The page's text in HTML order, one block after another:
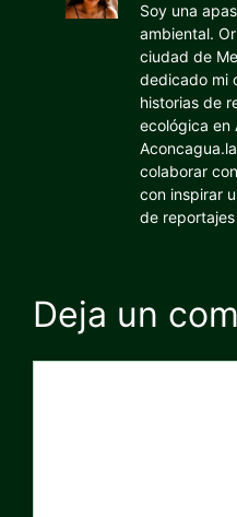
Soy una
ambiental.
ciudad de
dedicado mi
historias de
ecológica en
colaborar
con inspirar
de
Deja un